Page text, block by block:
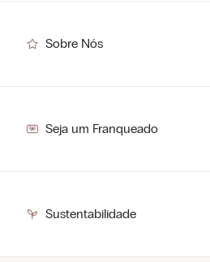
Sobre Nós
Seja um Franqueado
Sustentabilidade